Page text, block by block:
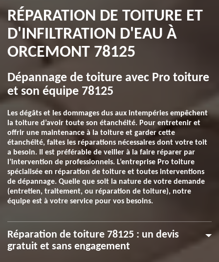
RÉPARATION DE TOITURE ET
D'INFILTRATION D'EAU À
ORCEMONT 78125
Dépannage de toiture avec Pro toiture
et son équipe 78125
Les dégâts et les dommages dus aux intempéries empêchent
la toiture d’avoir toute son étanchéité. Pour entretenir et
offrir une maintenance à la toiture et garder cette
étanchéité, faites les réparations nécessaires dont votre toit
a besoin. Il est préférable de veiller à la faire réparer par
l’intervention de professionnels. L’entreprise Pro toiture
spécialisée en réparation de toiture et toutes interventions
de dépannage. Quelle que soit la nature de votre demande
(entretien, traitement, ou réparation de toiture), notre
équipe est à votre service pour vos besoins.
Réparation de toiture 78125 : un devis
gratuit et sans engagement